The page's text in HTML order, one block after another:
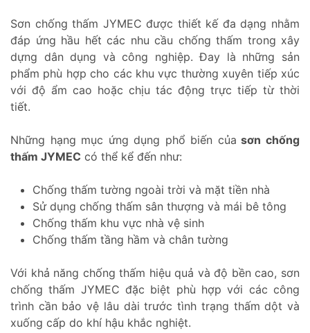
Sơn chống thấm JYMEC được thiết kế đa dạng nhằm
đáp ứng hầu hết các nhu cầu chống thấm trong xây
dựng dân dụng và công nghiệp. Đay là những sản
phẩm phù hợp cho các khu vực thường xuyên tiếp xúc
với độ ẩm cao hoặc chịu tác động trực tiếp từ thời
tiết.
Những hạng mục ứng dụng phổ biến của sơn chống
thấm JYMEC có thể kể đến như:
Chống thấm tường ngoài trời và mặt tiền nhà
Sử dụng chống thấm sân thượng và mái bê tông
Chống thấm khu vực nhà vệ sinh
Chống thấm tầng hầm và chân tường
Với khả năng chống thấm hiệu quả và độ bền cao, sơn
chống thấm JYMEC đặc biệt phù hợp với các công
trình cần bảo vệ lâu dài trước tình trạng thấm dột và
xuống cấp do khí hậu khắc nghiệt.